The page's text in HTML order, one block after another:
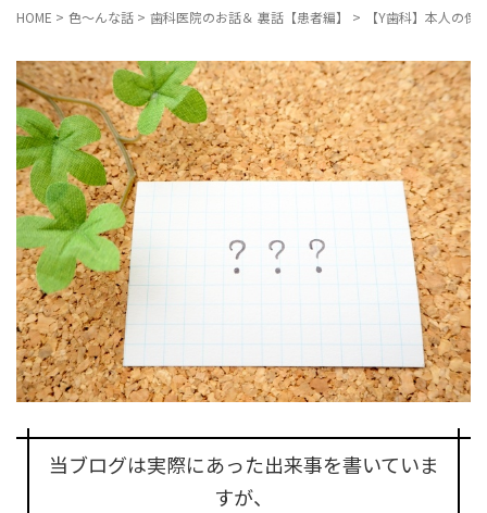
HOME > 色～んな話 > 歯科医院のお話＆ 裏話【患者編】 > 【Y歯科】本人の
当ブログは実際にあった出来事を書いていま
すが、